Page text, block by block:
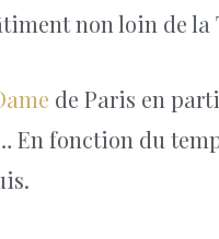
non loin de la
de Paris en
En fonction du